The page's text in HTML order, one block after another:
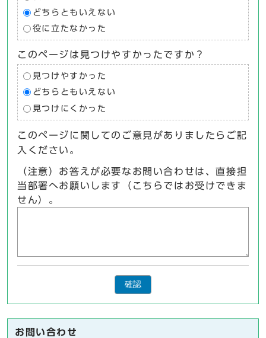
どちらともいえない
役に立たなかった
このページは見つけやすかったですか？
見つけやすかった
どちらともいえない
見つけにくかった
このページに関してのご意見がありましたらご記
入ください。
（注意）お答えが必要なお問い合わせは、直接担
当部署へお願いします（こちらではお受けできま
せん）。
確認
お問い合わせ